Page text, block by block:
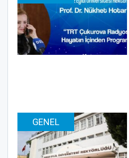
GENEL